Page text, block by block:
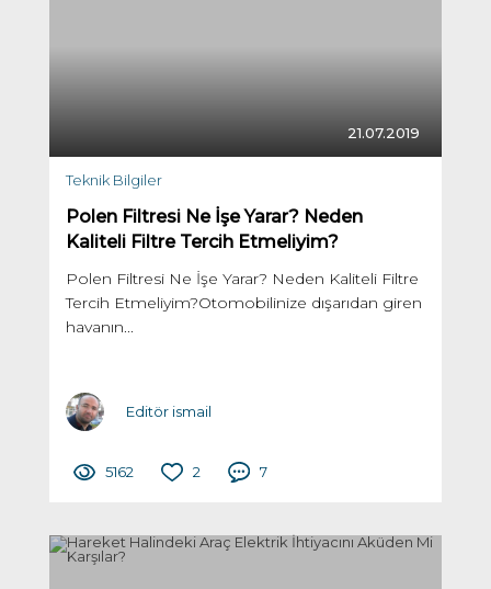
21.07.2019
Teknik Bilgiler
Polen Filtresi Ne İşe Yarar? Neden
Kaliteli Filtre Tercih Etmeliyim?
Polen Filtresi Ne İşe Yarar? Neden Kaliteli Filtre
Tercih Etmeliyim?Otomobilinize dışarıdan giren
havanın...
Editör ismail
5162 2 7